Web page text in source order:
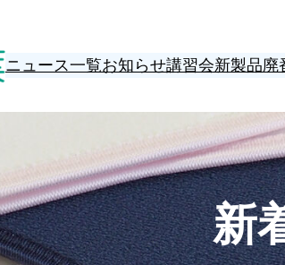
ニュース一覧お知らせ講習会新製品廃
新